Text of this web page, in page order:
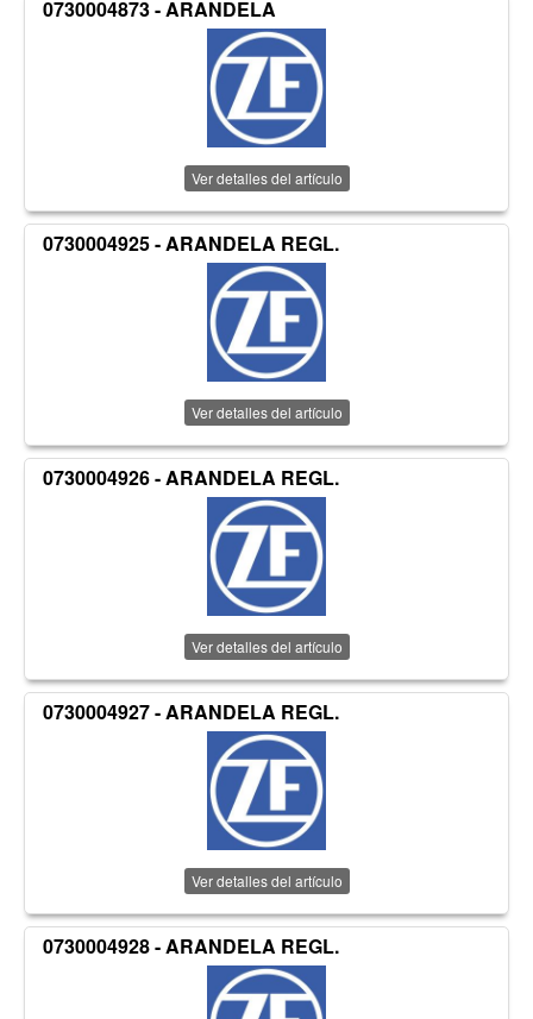
0730004873 - ARANDELA
Ver detalles del artículo
0730004925 - ARANDELA REGL.
Ver detalles del artículo
0730004926 - ARANDELA REGL.
Ver detalles del artículo
0730004927 - ARANDELA REGL.
Ver detalles del artículo
0730004928 - ARANDELA REGL.